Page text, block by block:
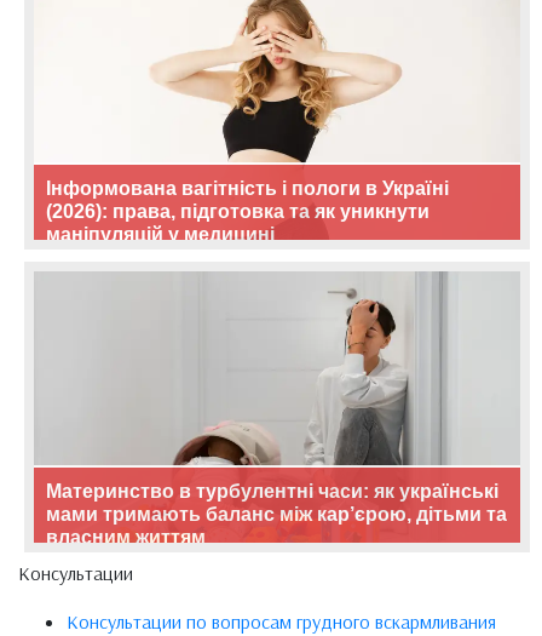
Інформована вагітність і пологи в Україні
(2026): права, підготовка та як уникнути
маніпуляцій у медицині
Материнство в турбулентні часи: як українські
мами тримають баланс між кар’єрою, дітьми та
власним життям
Консультации
Консультации по вопросам грудного вскармливания